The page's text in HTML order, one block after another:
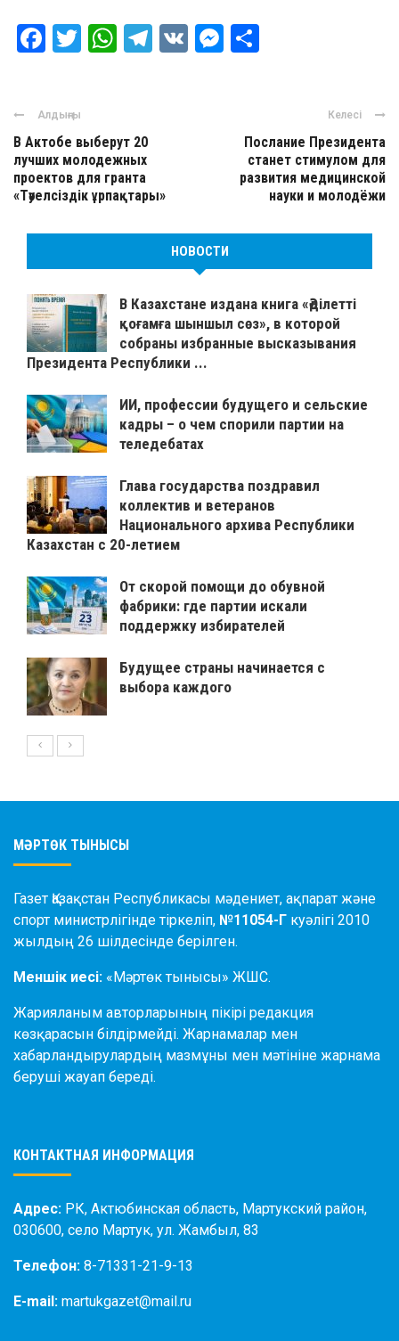
Facebook
Twitter
WhatsApp
Telegram
VK Messenger
Алдыңғы
В Актобе выберут 20
лучших молодежных
проектов для гранта
«Тәуелсіздік ұрпақтары»
Келесі
Послание Президента
станет стимулом для
развития медицинской
науки и молодёжи
НОВОСТИ
В Казахстане издана книга «Әділетті
қоғамға шыншыл сөз», в которой
собраны избранные высказывания
Президента Республики ...
ИИ, профессии будущего и сельские
кадры – о чем спорили партии на
теледебатах
Глава государства поздравил
коллектив и ветеранов
Национального архива Республики
Казахстан с 20-летием
От скорой помощи до обувной
фабрики: где партии искали
поддержку избирателей
Будущее страны начинается с
выбора каждого
МӘРТӨК ТЫНЫСЫ
Газет Қазақстан Республикасы мәдениет, ақпарат және
спорт министрлігінде тіркеліп, №11054-Г куәлігі 2010
жылдың 26 шілдесінде берілген.
Меншік иесі: «Мәртөк тынысы» ЖШС.
Жарияланым авторларының пікірі редакция
көзқарасын білдірмейді. Жарнамалар мен
хабарландырулардың мазмұны мен мәтініне жарнама
беруші жауап береді.
КОНТАКТНАЯ ИНФОРМАЦИЯ
Адрес: РК, Актюбинская область, Мартукский район,
030600, село Мартук, ул. Жамбыл, 83
Телефон: 8-71331-21-9-13
E-mail: martukgazet@mail.ru